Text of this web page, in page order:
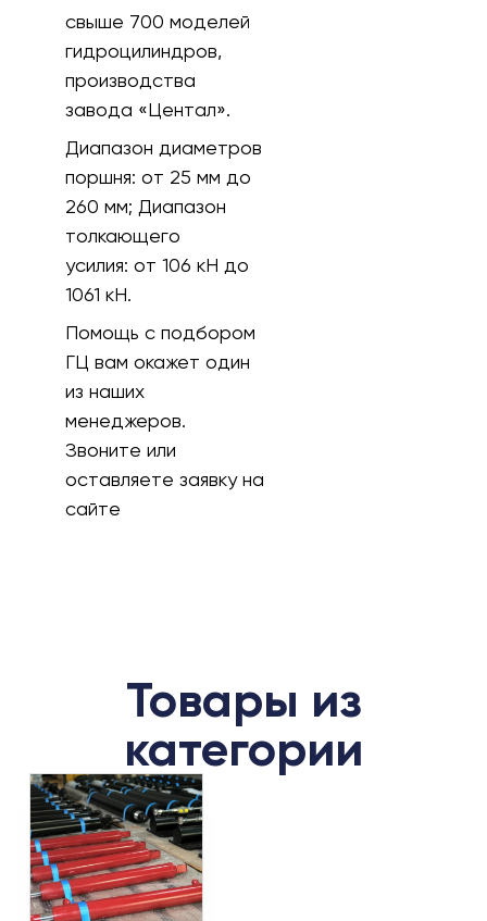
свыше 700 моделей
гидроцилиндров,
производства
завода «Центал».
Диапазон диаметров
поршня:от 25 мм до
260 мм; Диапазон
толкающего
усилия:от 106 кH до
1061 кН.
Помощь с подбором
ГЦ вам окажет один
из наших
менеджеров.
Звоните или
оставляете заявку на
сайте
Товары из
категории